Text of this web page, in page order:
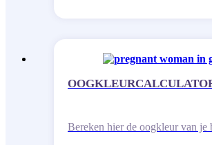
Bereken hier de oogkleur van je